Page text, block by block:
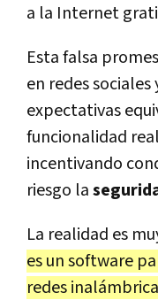
a la Internet
Esta falsa
en redes
expectativas
funcionalidad
incentivando
riesgo la
La realidad es
es un software
redes